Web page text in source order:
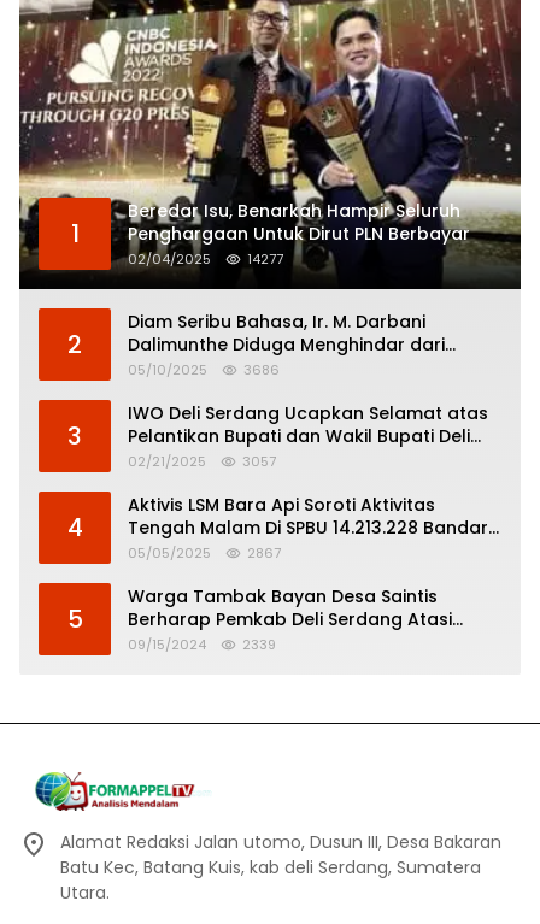
1
Beredar Isu, Benarkah Hampir Seluruh
Penghargaan Untuk Dirut PLN Berbayar
02/04/2025 14277
2
Diam Seribu Bahasa, Ir. M. Darbani
Dalimunthe Diduga Menghindar dari
Pertanggungjawaban Politik
05/10/2025 3686
3
IWO Deli Serdang Ucapkan Selamat atas
Pelantikan Bupati dan Wakil Bupati Deli
Serdang
02/21/2025 3057
4
Aktivis LSM Bara Api Soroti Aktivitas
Tengah Malam Di SPBU 14.213.228 Bandar
Tinggi
05/05/2025 2867
5
Warga Tambak Bayan Desa Saintis
Berharap Pemkab Deli Serdang Atasi
Banjir
09/15/2024 2339
Alamat Redaksi Jalan utomo, Dusun III, Desa Bakaran
Batu Kec, Batang Kuis, kab deli Serdang, Sumatera
Utara.